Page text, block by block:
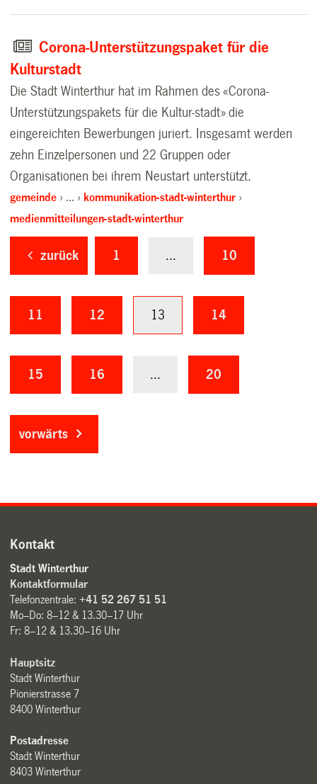
Corona-Unterstützungspaket für die
Kulturstadt
Die Stadt Winterthur hat im Rahmen des «Corona-
Unterstützungspakets für die Kultur-stadt» die
eingereichten Bewerbungen juriert. Insgesamt werden
zehn Einzelpersonen und 22 Gruppen oder
Organisationen bei ihrem Neustart unterstützt.
gemeinde …
kommunikation-stadt-winterthur
medienmitteilungen-stadt-winterthur
zurück 1 ... 10
11 12 13 14
15 16 ... 20
vorwärts
Kontakt
Stadt Winterthur
Kontaktformular
Telefonzentrale:+41 52 267 51 51
Mo–Do: 8–12 & 13.30–17 Uhr
Fr: 8–12 & 13.30–16 Uhr
Hauptsitz
Stadt Winterthur
Pionierstrasse 7
8400 Winterthur
Postadresse
Stadt Winterthur
8403 Winterthur